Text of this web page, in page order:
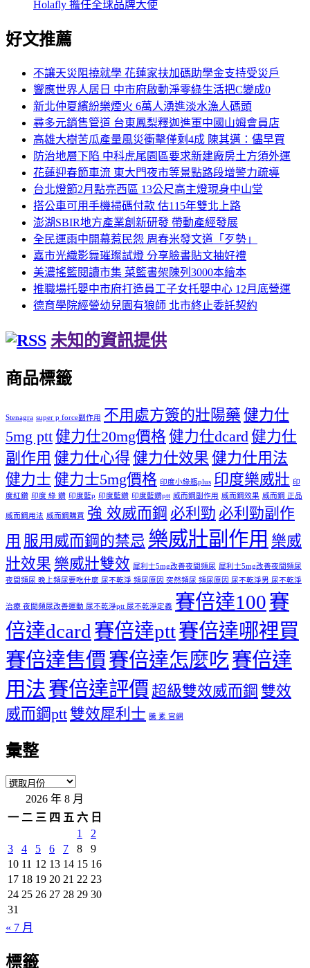
Holafly 擔任全球品牌大使
好文推薦
不讓天災阻撓就學 花蓮家扶加碼助學金支持受災戶
響應世界人居日 中市府啟動淨零綠生活把C變成0
新北仲夏繽紛樂煙火 6萬人湧進淡水漁人碼頭
尋多元銷售管道 台東鳳梨釋迦進軍中國山姆會員店
高雄大樹苦瓜產量風災衝擊僅剩4成 陳其邁：儘早買
防治地層下陷 中科虎尾園區要求新建廠房土方須外運
花蓮迎春節車流 東大門夜市等景點路段增警力疏導
台北燈節2月點亮西區 13公尺高主燈現身中山堂
搭公車可用手機掃碼付款 估115年雙北上路
澎湖SBIR地方產業創新研發 帶動產經發展
全民運雨中開幕惹民怨 周春米發文道「歹勢」
嘉市光織影舞璀璨試燈 分享臉書貼文抽好禮
美濃搖籃閱讀市集 菜籃書架陳列3000本繪本
推職場托嬰中市府打造員工子女托嬰中心 12月底營運
德育學院經營幼兒園有狼師 北市終止委託契約
未知的資訊提供
商品標籤
Stenagra super p force副作用 不用處方簽的壯陽藥 健力仕
5mg ptt健力仕20mg價格健力仕dcard健力仕
副作用 健力仕心得 健力仕效果 健力仕用法
健力士 健力士5mg價格 印度小綠瓶plus 印度樂威壯 印
度紅鑽 印度 綠 鑽 印度藍p 印度藍鑽 印度藍鑽ptt 威而鋼副作用 威而鋼效果 威而鋼 正品
威而鋼用法 威而鋼購買 強 效威而鋼 必利勁 必利勁副作
用 服用威而鋼的禁忌 樂威壯副作用 樂威
壯效果 樂威壯雙效 犀利士5mg改善夜間頻尿 犀利士5mg改善夜間頻尿
夜間頻尿 晚上頻尿要吃什麼 尿不乾淨 頻尿原因 突然頻尿 頻尿原因 尿不乾淨男 尿不乾淨
治療 夜間頻尿改善運動 尿不乾淨ptt 尿不乾淨定義 賽倍達100賽
倍達dcard 賽倍達ptt賽倍達哪裡買
賽倍達售價 賽倍達怎麼吃賽倍達
用法賽倍達評價 超級雙效威而鋼 雙效
威而鋼ptt 雙效犀利士 騰 素 官網
彙整
彙
2026 年 8 月
一 二 三 四 五 六 日
1
2
3
4 5 6 7 8
9
10 11 12 13 14 15 16
17 18 19 20 21 22 23
24 25 26 27 28 29 30
31
« 7 月
標籤